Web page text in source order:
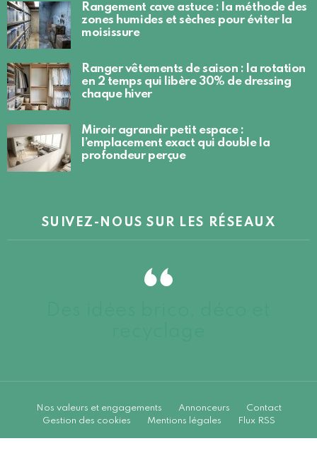
Rangement cave astuce : la méthode des
zones humides et sèches pour éviter la
moisissure
Ranger vêtements de saison : la rotation
en 2 temps qui libère 30% de dressing
chaque hiver
Miroir agrandir petit espace :
l’emplacement exact qui double la
profondeur perçue
SUIVEZ-NOUS SUR LES RÉSEAUX
Nos valeurs et engagements Annonceurs
Contact
Gestion des cookies
Mentions légales Flux RSS